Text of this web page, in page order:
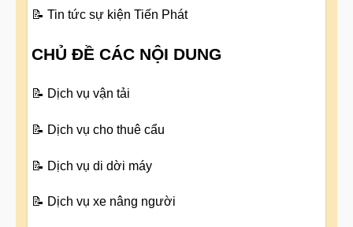
📝 Tin tức sự kiện Tiến Phát
CHỦ ĐỀ CÁC NỘI DUNG
📝 Dịch vụ vận tải
📝 Dịch vụ cho thuê cẩu
📝 Dịch vụ di dời máy
📝 Dịch vụ xe nâng người